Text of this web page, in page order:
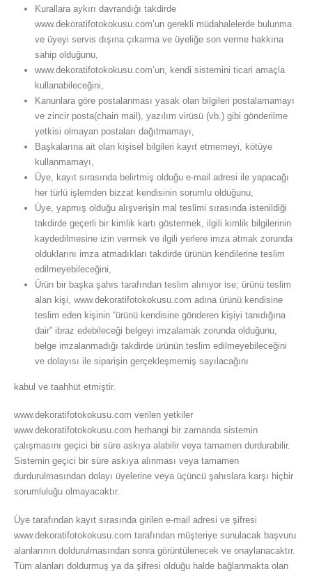
Kurallara aykırı davrandığı takdirde
www.dekoratifotokokusu.com’un gerekli müdahalelerde bulunma
ve üyeyi servis dışına çıkarma ve üyeliğe son verme hakkına
sahip olduğunu,
www.dekoratifotokokusu.com’un, kendi sistemini ticari amaçla
kullanabileceğini,
Kanunlara göre postalanması yasak olan bilgileri postalamamayı
ve zincir posta(chain mail), yazılım virüsü (vb.) gibi gönderilme
yetkisi olmayan postaları dağıtmamayı,
Başkalarına ait olan kişisel bilgileri kayıt etmemeyi, kötüye
kullanmamayı,
Üye, kayıt sırasında belirtmiş olduğu e-mail adresi ile yapacağı
her türlü işlemden bizzat kendisinin sorumlu olduğunu,
Üye, yapmış olduğu alışverişin mal teslimi sırasında istenildiği
takdirde geçerli bir kimlik kartı göstermek, ilgili kimlik bilgilerinin
kaydedilmesine izin vermek ve ilgili yerlere imza atmak zorunda
olduklarını imza atmadıkları takdirde ürünün kendilerine teslim
edilmeyebileceğini,
Ürün bir başka şahıs tarafından teslim alınıyor ise; ürünü teslim
alan kişi, www.dekoratifotokokusu.com adına ürünü kendisine
teslim eden kişinin “ürünü kendisine gönderen kişiyi tanıdığına
dair” ibraz edebileceği belgeyi imzalamak zorunda olduğunu,
belge imzalanmadığı takdirde ürünün teslim edilmeyebileceğini
ve dolayısı ile siparişin gerçekleşmemiş sayılacağını
kabul ve taahhüt etmiştir.
www.dekoratifotokokusu.com verilen yetkiler
www.dekoratifotokokusu.com herhangi bir zamanda sistemin
çalışmasını geçici bir süre askıya alabilir veya tamamen durdurabilir.
Sistemin geçici bir süre askıya alınması veya tamamen
durdurulmasından dolayı üyelerine veya üçüncü şahıslara karşı hiçbir
sorumluluğu olmayacaktır.
Üye tarafından kayıt sırasında girilen e-mail adresi ve şifresi
www.dekoratifotokokusu.com tarafından müşteriye sunulacak başvuru
alanlarının doldurulmasından sonra görüntülenecek ve onaylanacaktır.
Tüm alanları doldurmuş ya da şifresi olduğu halde bağlanmakta olan